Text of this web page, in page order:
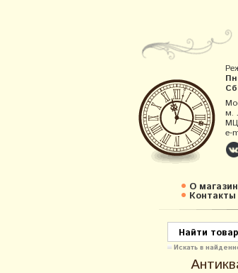
м.
e-
О
Контакты
Искать в